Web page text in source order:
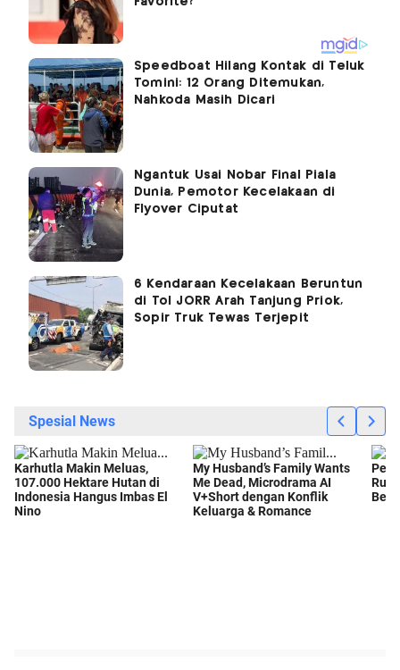
Speedboat Hilang Kontak di Teluk
Tomini: 12 Orang Ditemukan,
Nahkoda Masih Dicari
Ngantuk Usai Nobar Final Piala
Dunia, Pemotor Kecelakaan di
Flyover Ciputat
6 Kendaraan Kecelakaan Beruntun
di Tol JORR Arah Tanjung Priok,
Sopir Truk Tewas Terjepit